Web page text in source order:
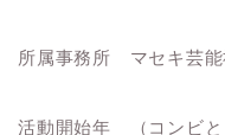
所属事務所 マセキ芸能
活動開始年 （コンビと